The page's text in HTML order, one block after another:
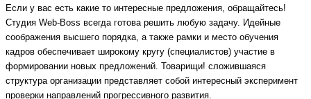
Если у вас есть какие то интересные предложения, обращайтесь!
Студия Web-Boss всегда готова решить любую задачу. Идейные
соображения высшего порядка, а также рамки и место обучения
кадров обеспечивает широкому кругу (специалистов) участие в
формировании новых предложений. Товарищи! сложившаяся
структура организации представляет собой интересный эксперимент
проверки направлений прогрессивного развития.